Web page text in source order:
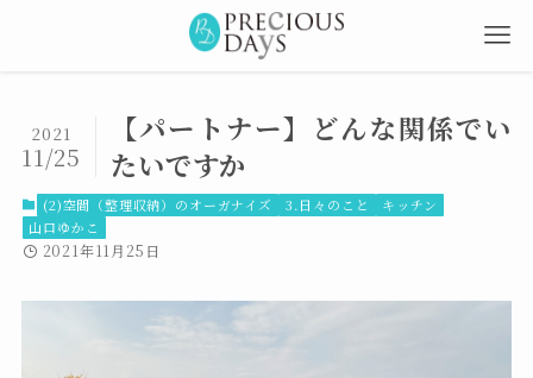
【パートナー】どんな関係でい
たいですか
2021
11/25
(2)空間（整理収納）のオーガナイズ 3.日々のこと
キッチン
山口ゆかこ
2021年11月25日